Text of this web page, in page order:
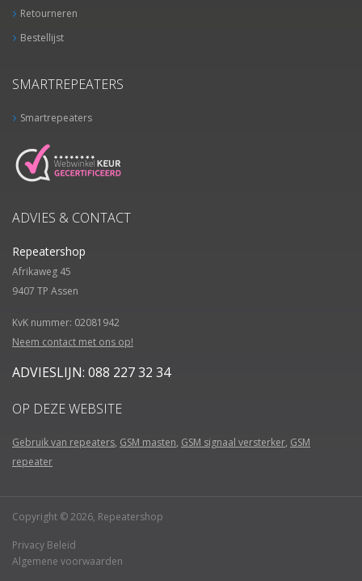
Retourneren
Bestellijst
SMARTREPEATERS
Smartrepeaters
ADVIES & CONTACT
Repeatershop
Afrikaweg 45
9407 TP Assen
KvK nummer: 02081942
Neem contact met ons op!
ADVIESLIJN: 088 227 32 34
OP DEZE WEBSITE
Gebruik van repeaters, GSM masten, GSM signaal versterker, GSM
repeater
Copyright © 2026, Repeatershop
Privacy Beleid
Algemene voorwaarden